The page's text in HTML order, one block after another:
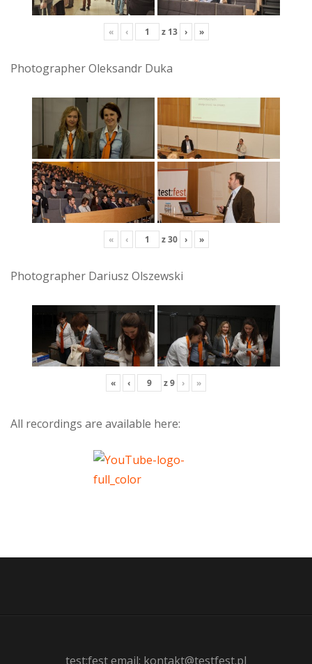
« ‹ z 13 › »
Photographer Oleksandr Duka
« ‹ z30 › »
Photographer Dariusz Olszewski
« ‹ z9 › »
All recordings are available here:
test:fest email: kontakt@testfest.pl